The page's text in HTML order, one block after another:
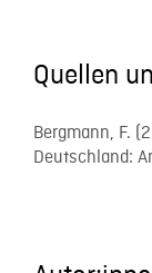
Quellen
Bergmann, F.
Deutschland: